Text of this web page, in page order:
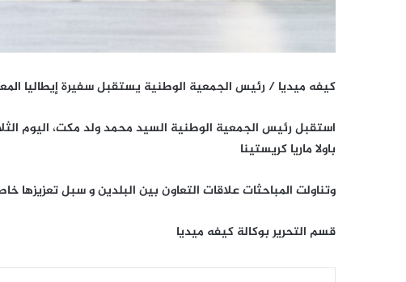
كيفه ميديا / رئيس الجمعية الوطنية يستقبل سفيرة إيطاليا
استقبل رئيس الجمعية الوطنية السيد محمد ولد مكت، اليوم
باولا ماريا كريستينا
وتناولت المباحثات علاقات التعاون بين البلدين و سبل تعزيزها
قسم التحرير بوكالة كيفه ميديا